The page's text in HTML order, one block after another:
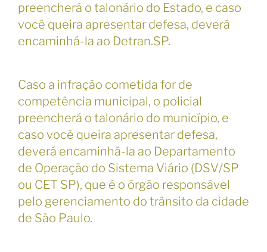
preencherá o talonário do Estado, e caso
você queira apresentar defesa, deverá
encaminhá-la ao Detran.SP.
Caso a infração cometida for de
competência municipal, o policial
preencherá o talonário do município, e
caso você queira apresentar defesa,
deverá encaminhá-la ao Departamento
de Operação do Sistema Viário (DSV/SP
ou CET SP), que é o órgão responsável
pelo gerenciamento do trânsito da cidade
de São Paulo.